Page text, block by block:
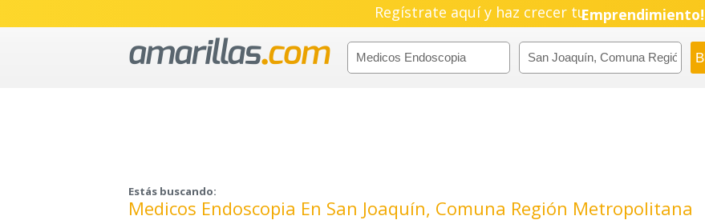
Regístrate aquí y haz crecer tuPyme!
Emprendimiento!
Estás buscando:
Medicos Endoscopia En San Joaquín, Comuna Región Metropolitana